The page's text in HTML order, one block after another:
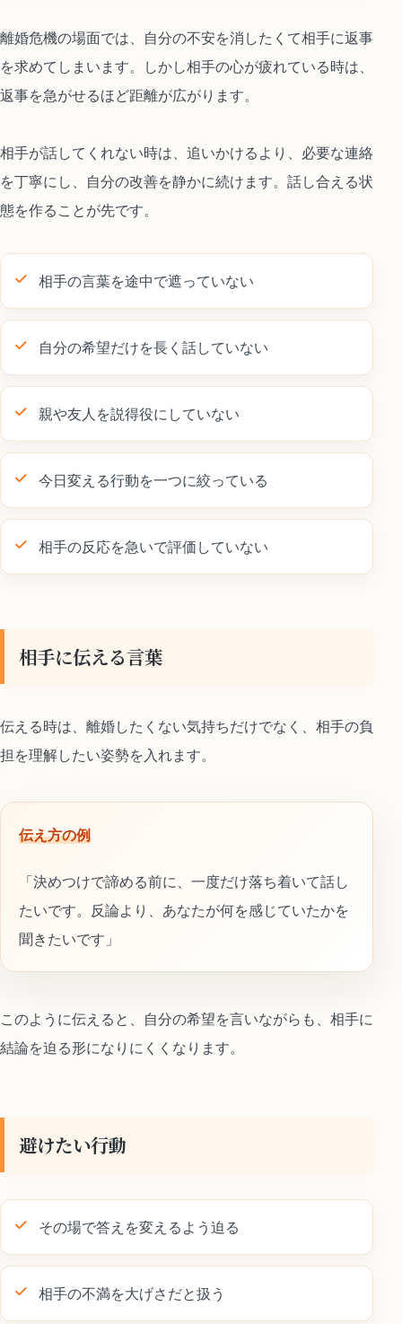
離婚危機の場面では、自分の不安を消したくて相手に返事
を求めてしまいます。しかし相手の心が疲れている時は、
返事を急がせるほど距離が広がります。
相手が話してくれない時は、追いかけるより、必要な連絡
を丁寧にし、自分の改善を静かに続けます。話し合える状
態を作ることが先です。
相手の言葉を途中で遮っていない
自分の希望だけを長く話していない
親や友人を説得役にしていない
今日変える行動を一つに絞っている
相手の反応を急いで評価していない
相手に伝える言葉
伝える時は、離婚したくない気持ちだけでなく、相手の負
担を理解したい姿勢を入れます。
伝え方の例
「決めつけで諦める前に、一度だけ落ち着いて話し
たいです。反論より、あなたが何を感じていたかを
聞きたいです」
このように伝えると、自分の希望を言いながらも、相手に
結論を迫る形になりにくくなります。
避けたい行動
その場で答えを変えるよう迫る
相手の不満を大げさだと扱う